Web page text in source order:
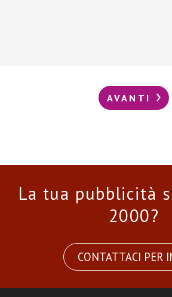
AVANTI
La tua pubblicità
2000?
CONTATTACI PER